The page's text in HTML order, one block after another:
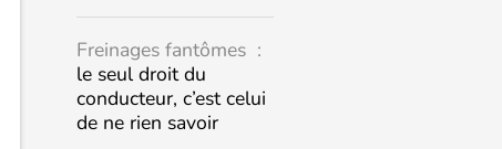
Freinages fantômes :
le seul droit du
conducteur, c’est celui
de ne rien savoir